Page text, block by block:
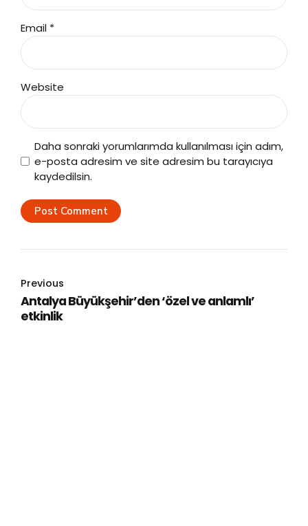
Email *
Website
Daha sonraki yorumlarımda kullanılması için adım,
e-posta adresim ve site adresim bu tarayıcıya
kaydedilsin.
Post Comment
Previous
Antalya Büyükşehir’den ‘özel ve anlamlı’
etkinlik